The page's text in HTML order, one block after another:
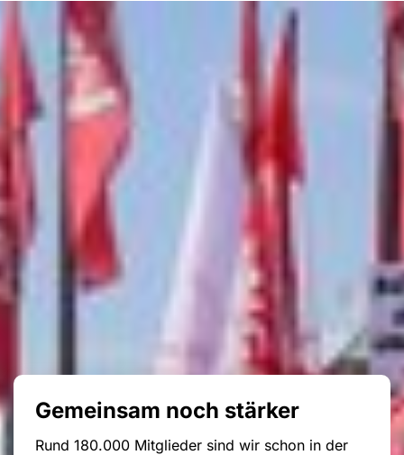
Gemeinsam noch stärker
Rund 180.000 Mitglieder sind wir schon in der